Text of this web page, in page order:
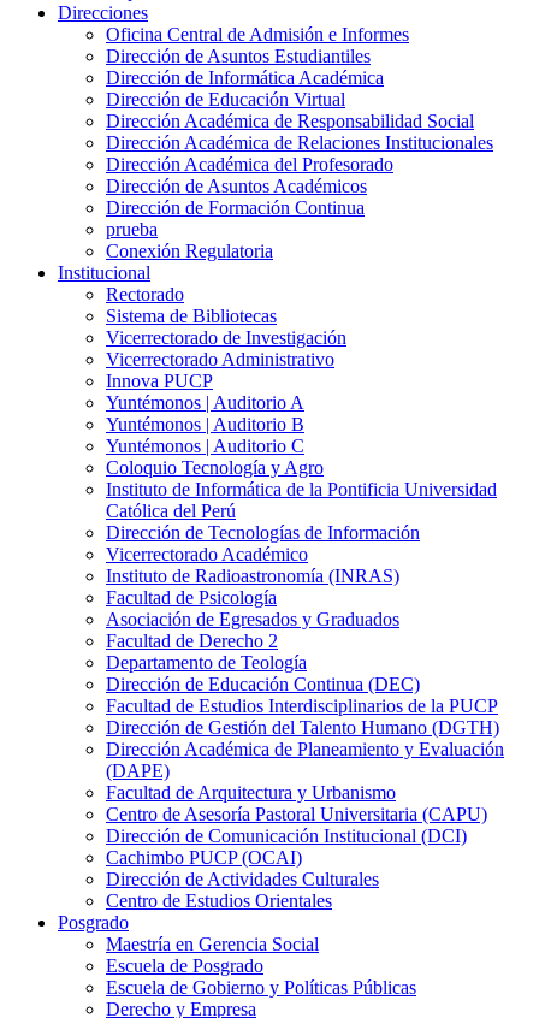
Direcciones
Oficina Central de Admisión e Informes
Dirección de Asuntos Estudiantiles
Dirección de Informática Académica
Dirección de Educación Virtual
Dirección Académica de Responsabilidad Social
Dirección Académica de Relaciones Institucionales
Dirección Académica del Profesorado
Dirección de Asuntos Académicos
Dirección de Formación Continua
prueba
Conexión Regulatoria
Institucional
Rectorado
Sistema de Bibliotecas
Vicerrectorado de Investigación
Vicerrectorado Administrativo
Innova PUCP
Yuntémonos | Auditorio A
Yuntémonos | Auditorio B
Yuntémonos | Auditorio C
Coloquio Tecnología y Agro
Instituto de Informática de la Pontificia Universidad
Católica del Perú
Dirección de Tecnologías de Información
Vicerrectorado Académico
Instituto de Radioastronomía (INRAS)
Facultad de Psicología
Asociación de Egresados y Graduados
Facultad de Derecho 2
Departamento de Teología
Dirección de Educación Continua (DEC)
Facultad de Estudios Interdisciplinarios de la PUCP
Dirección de Gestión del Talento Humano (DGTH)
Dirección Académica de Planeamiento y Evaluación
(DAPE)
Facultad de Arquitectura y Urbanismo
Centro de Asesoría Pastoral Universitaria (CAPU)
Dirección de Comunicación Institucional (DCI)
Cachimbo PUCP (OCAI)
Dirección de Actividades Culturales
Centro de Estudios Orientales
Posgrado
Maestría en Gerencia Social
Escuela de Posgrado
Escuela de Gobierno y Políticas Públicas
Derecho y Empresa